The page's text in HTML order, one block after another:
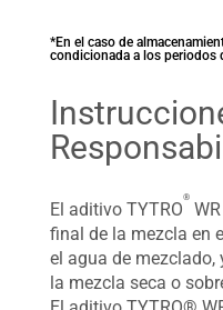
*En el caso de
condicionada a los periodos
El aditivo TYTRO
®
final de la mezcla en
el agua de mezclado,
la mezcla seca o